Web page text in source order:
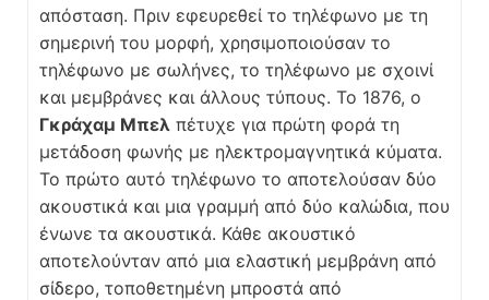
απόσταση. Πριν εφευρεθεί το τηλέφωνο με τη
σημερινή του μορφή, χρησιμοποιούσαν το
τηλέφωνο με σωλήνες, το τηλέφωνο με σχοινί
και μεμβράνες και άλλους τύπους. Το 1876, ο
Γκράχαμ Μπελ πέτυχε για πρώτη φορά τη
μετάδοση φωνής με ηλεκτρομαγνητικά κύματα.
Το πρώτο αυτό τηλέφωνο το αποτελούσαν δύο
ακουστικά και μια γραμμή από δύο καλώδια, που
ένωνε τα ακουστικά. Κάθε ακουστικό
αποτελούνταν από μια ελαστική μεμβράνη από
σίδερο, τοποθετημένη μπροστά από